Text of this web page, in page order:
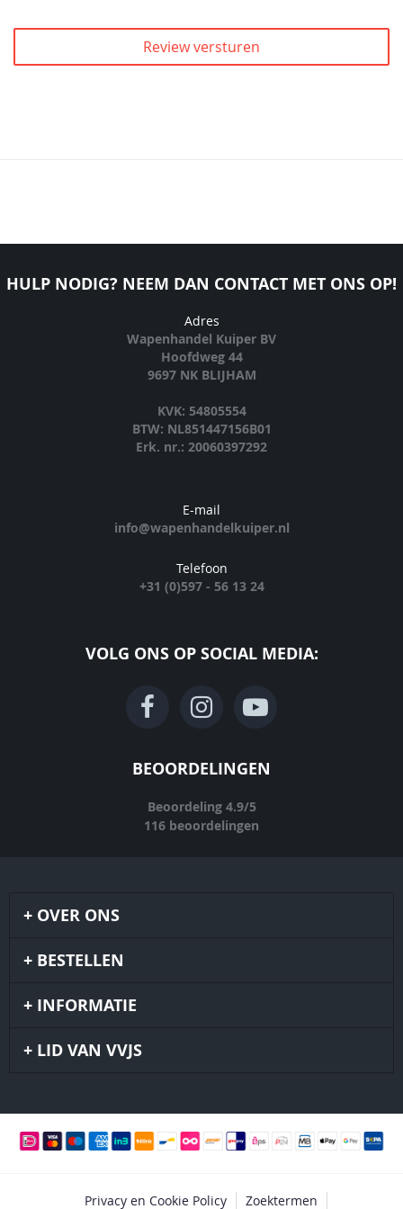
Review versturen
HULP NODIG? NEEM DAN CONTACT MET ONS OP!
Adres
Wapenhandel Kuiper BV
Hoofdweg 44
9697 NK BLIJHAM
KVK: 54805554
BTW: NL851447156B01
Erk. nr.: 20060397292
E-mail
info@wapenhandelkuiper.nl
Telefoon
+31 (0)597 - 56 13 24
VOLG ONS OP SOCIAL MEDIA:
BEOORDELINGEN
Beoordeling 4.9/5
116 beoordelingen
OVER ONS
BESTELLEN
INFORMATIE
LID VAN VVJS
Privacy en Cookie Policy Zoektermen